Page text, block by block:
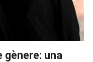
gènere: una